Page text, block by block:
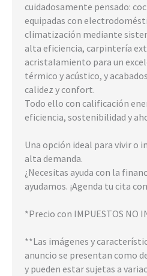
cuidadosamente pensado:
equipadas con
climatización mediante
alta eficiencia, carpintería
acristalamiento para un
térmico y acústico, y
calidez y confort.
Todo ello con calificación
eficiencia, sostenibilidad y
Una opción ideal para vivir o
alta demanda.
¿Necesitas ayuda con la
ayudamos. ¡Agenda tu cita
*Precio con IMPUESTOS NO
**Las imágenes y
anuncio se presentan como
y pueden estar sujetas a